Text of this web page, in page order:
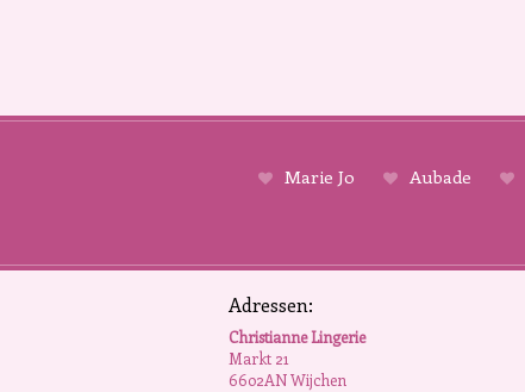
Marie Jo Aubade
Adressen:
Christianne Lingerie
Markt 21
6602AN Wijchen